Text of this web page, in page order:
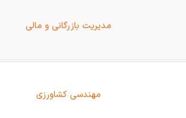
مدیریت بازرگانی و مالی
مهندسی کشاورزی